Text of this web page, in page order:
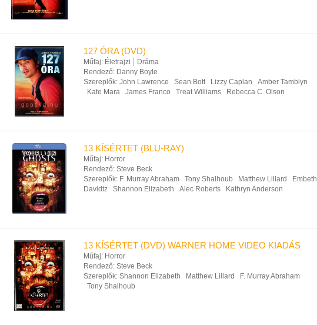
127 ÓRA (DVD)
Műfaj: Életrajzi
Dráma
Rendező: Danny Boyle
Szereplők: John Lawrence Sean Bott Lizzy Caplan
Amber Tamblyn
Kate Mara
James Franco Treat Williams Rebecca C. Olson
13 KÍSÉRTET (BLU-RAY)
Műfaj: Horror
Rendező: Steve Beck
Szereplők: F. Murray Abraham Tony Shalhoub Matthew Lillard
Embeth
Davidtz
Shannon Elizabeth Alec Roberts Kathryn Anderson
13 KÍSÉRTET (DVD) WARNER HOME VIDEO KIADÁS
Műfaj: Horror
Rendező: Steve Beck
Szereplők: Shannon Elizabeth Matthew Lillard
F. Murray Abraham
Tony Shalhoub